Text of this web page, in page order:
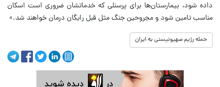
داده شود، بیمارستان‌ها برای پرسنلی که خدماتشان ضروری است اسکان
مناسب تامین شود و مجروحین جنگ مثل قبل رایگان درمان خواهند شد.»
حمله رژیم صهیونیستی به ایران